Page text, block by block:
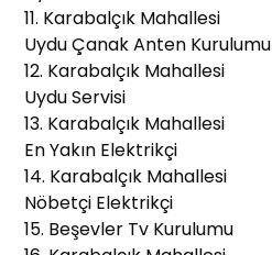
11. Karabalçık Mahallesi
Uydu Çanak Anten Kurulumu
12. Karabalçık Mahallesi
Uydu Servisi
13. Karabalçık Mahallesi
En Yakın Elektrikçi
14. Karabalçık Mahallesi
Nöbetçi Elektrikçi
15. Beşevler Tv Kurulumu